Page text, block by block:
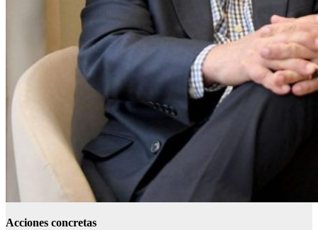
Acciones concretas